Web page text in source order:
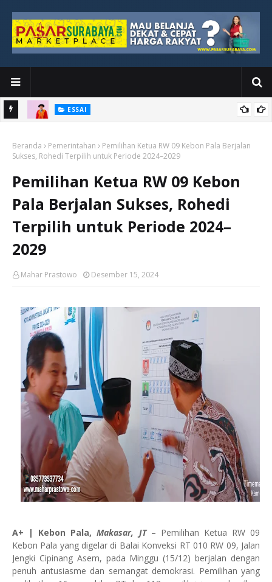
ESSAI
Tidak Berhenti di Panggung Wisuda
Beranda Pemerintahan
Pemilihan Ketua RW 09 Kebon Pala Berjalan
Sukses, Rohedi Terpilih untuk Periode 2024–2029
Pemilihan Ketua RW 09 Kebon
Pala Berjalan Sukses, Rohedi
Terpilih untuk Periode 2024–
2029
Mahar Prastowo Desember 15, 2024
A+ | Kebon Pala,Makasar, JT – Pemilihan Ketua RW 09
Kebon Pala yang digelar di Balai Konveksi RT 010 RW 09, Jalan
Jengki Cipinang Asem, pada Minggu (15/12) berjalan dengan
penuh antusiasme dan semangat demokrasi. Pemilihan yang